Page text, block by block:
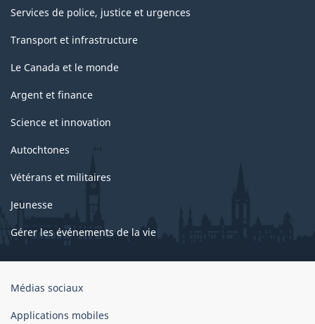
Services de police, justice et urgences
Transport et infrastructure
Le Canada et le monde
Argent et finance
Science et innovation
Autochtones
Vétérans et militaires
Jeunesse
Gérer les événements de la vie
Organisation
gouvernement
Médias sociaux
Applications mobiles